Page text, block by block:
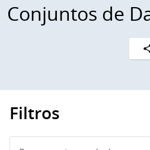
Conjuntos de
Filtros